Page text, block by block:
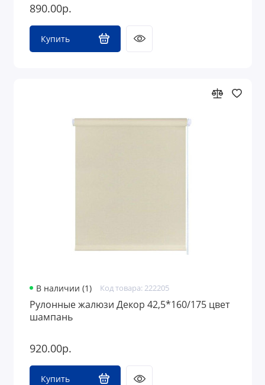
890.00р.
Купить
В наличии (1) Код товара: 222205
Рулонные жалюзи Декор 42,5*160/175 цвет
шампань
920.00р.
Купить